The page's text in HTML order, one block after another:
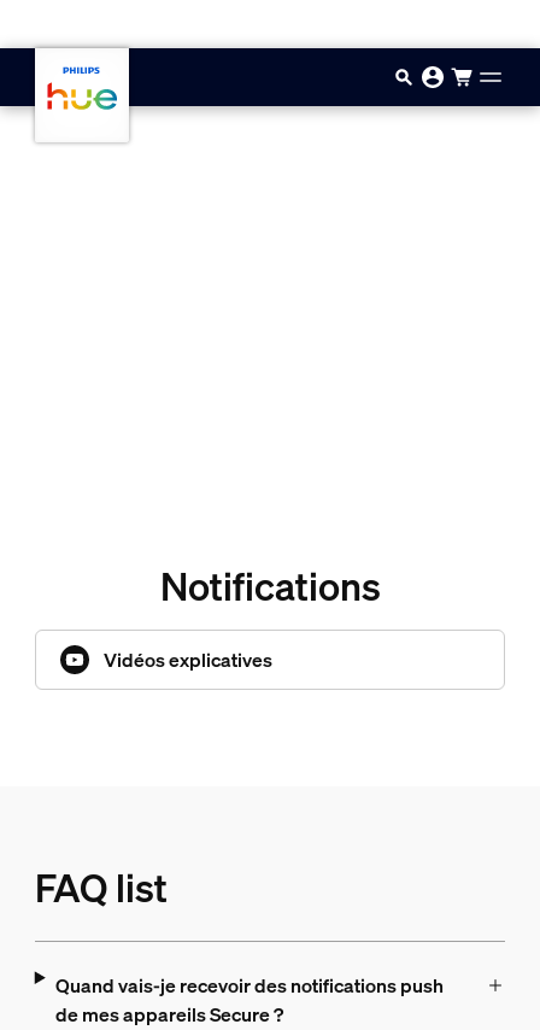
Notifications
Vidéos explicatives
FAQ list
Quand vais-je recevoir des notifications push
de mes appareils Secure ?